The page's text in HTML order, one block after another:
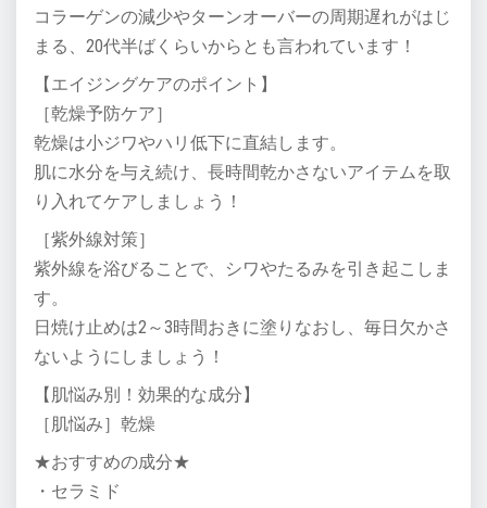
コラーゲンの減少やターンオーバーの周期遅れがはじ
まる、20代半ばくらいからとも言われています！
【エイジングケアのポイント】
［乾燥予防ケア］
乾燥は小ジワやハリ低下に直結します。
肌に水分を与え続け、長時間乾かさないアイテムを取
り入れてケアしましょう！
［紫外線対策］
紫外線を浴びることで、シワやたるみを引き起こしま
す。
日焼け止めは2～3時間おきに塗りなおし、毎日欠かさ
ないようにしましょう！
【肌悩み別！効果的な成分】
［肌悩み］乾燥
★おすすめの成分★
・セラミド